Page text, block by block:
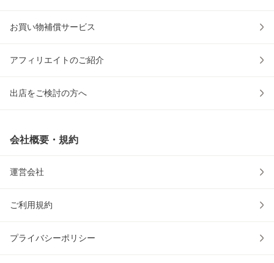
お買い物補償サービス
アフィリエイトのご紹介
出店をご検討の方へ
会社概要・規約
運営会社
ご利用規約
プライバシーポリシー